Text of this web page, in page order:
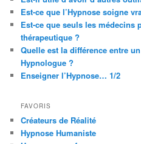
Est-ce que l’Hypnose soigne
Est-ce que seuls les médecins
thérapeutique ?
Quelle est la différence entre
Hypnologue ?
Enseigner l’Hypnose… 1/2
FAVORIS
Créateurs de Réalité
Hypnose Humaniste